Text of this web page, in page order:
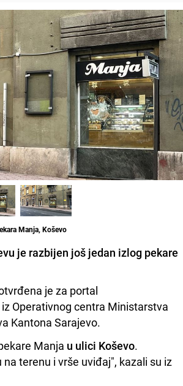
Manja, Koševo
je razbijen još jedan izlog pekare
je za portal
iz Operativnog centra Ministarstva
Kantona Sarajevo.
Manja u ulici Koševo.
na terenu i vrše uviđaj", kazali su iz